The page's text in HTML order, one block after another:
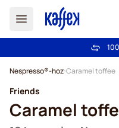
Nespresso®-hoz Caramel toffee
Friends
Caramel